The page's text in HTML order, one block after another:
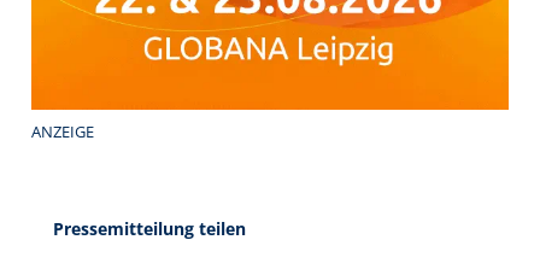
ANZEIGE
Pressemitteilung teilen